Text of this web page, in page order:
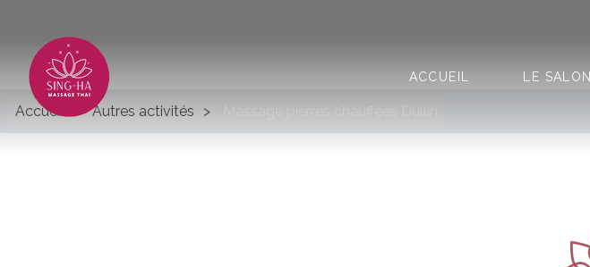
ACCUEIL LE SALON
Accueil Autres activités Massage pierres chauffées Dullin